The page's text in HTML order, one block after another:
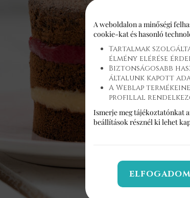
A weboldalon a minőségi
cookie-kat és hasonló
Tartalmak
élmény elérése
Biztonságosabb
általunk kapott
A Weblap
profillal
Ismerje meg tájékoztatónkat
beállításokrésznél ki lehet
ELFOGADOM